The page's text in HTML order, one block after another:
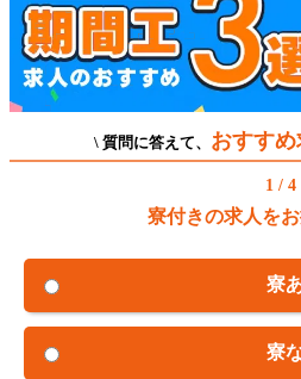
\ 質問に答えて、 おすすめ
1 / 4
寮付きの求人を
寮
寮